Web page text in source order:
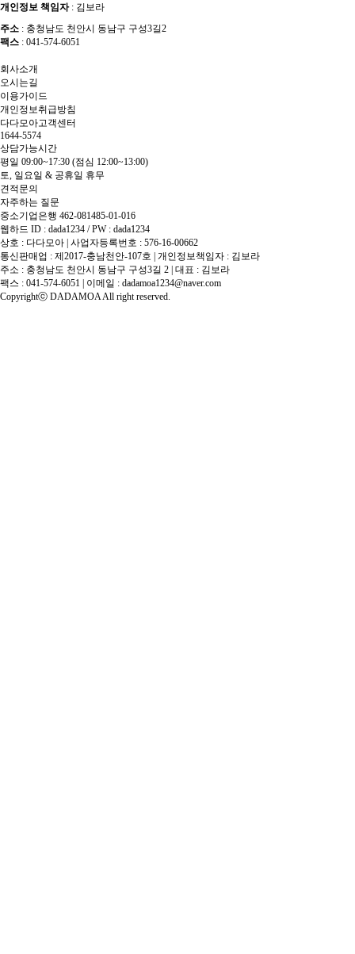
개인정보 책임자: 김보라
주소 : 충청남도 천안시 동남구 구성3길2
팩스 : 041-574-6051
회사소개
오시는길
이용가이드
개인정보취급방침
다다모아고객센터
1644-5574
상담가능시간
평일 09:00~17:30 (점심 12:00~13:00)
토, 일요일 & 공휴일 휴무
견적문의
자주하는 질문
중소기업은행 462-081485-01-016
웹하드 ID : dada1234 / PW : dada1234
상호 : 다다모아 | 사업자등록번호 : 576-16-00662
통신판매업 : 제2017-충남천안-107호 | 개인정보책임자 : 김보라
주소 : 충청남도 천안시 동남구 구성3길 2 | 대표 : 김보라
팩스 : 041-574-6051 | 이메일 : dadamoa1234@naver.com
Copyrightⓒ DADAMOA All right reserved.